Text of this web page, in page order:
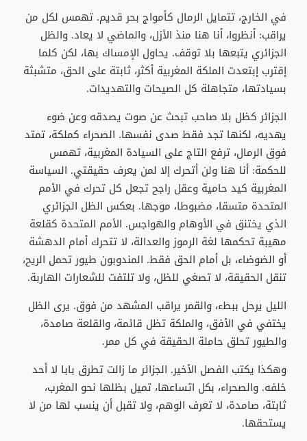
في الخارج، تتمايل الرمال كأمواج بحر قديم. تهمس لكل من
يراقب: أنظروا، أنا هنا منذ الأزل، والماضي لا يعاد. والظل
الجزائري يتبعها بلا توقف. يحاول الإمساك بها، لكن كلما
إقترب إبتعدت الملكة المغربية أكثر، ثابتة على الحق، متشبثة
بسيادتها، متجاهلة كل الصيحات والتهديدات.
الجزائر كظل بلا صاحب تبحث عن صوت يصدقه وعن ضوء
يهديه، لكنها تجد فقط صدى نفسها. الصحراء كملكة، تمتد
فوق الرمال، ترفع التاج على السيادة المغربية، تهمس
للحكمة: أنا هنا ولن أتحرك إلا لمن يعرف حقيقتي. السياسة
المغربية كيد حامية وعقل راجح تجعل كل تحرك في الأمم
المتحدة متسقا، مضبوطا، موجها. بعكس الظل الجزائري
الذي يختنق في الأوهام والهواجس. الأمم المتحدة كقلعة
مهيبة تحكمها لغة الرموز والعدالة، لا تتحرك أمام الدهشة
أو الضوضاء، بل أمام الحق فقط. المندوبون طيور تحمل الريح،
تنقل الحقيقة، لا تصغي للظل، ولا تلتفت للشعارات الهاربة.
الليل يرحل ببطء، والقمر يراقب المشهد من فوق. يرى الظل
يختفي في الأفق، والملكة تظل قائمة، والقلعة صامدة،
والطيور تحلق حاملة الحقيقة في كل ممر.
وهكذا يكتب الفصل الأخير. الجزائر ما زالت تطرق بابا لا أحد
خلفه. والصحراء، بكل اتساعها، تميل بظلها نحو المغرب،
ثابتة، صامدة، لا تعرف الوهم، ولا تقبل أن ينسب لها من لا
يستحقها.